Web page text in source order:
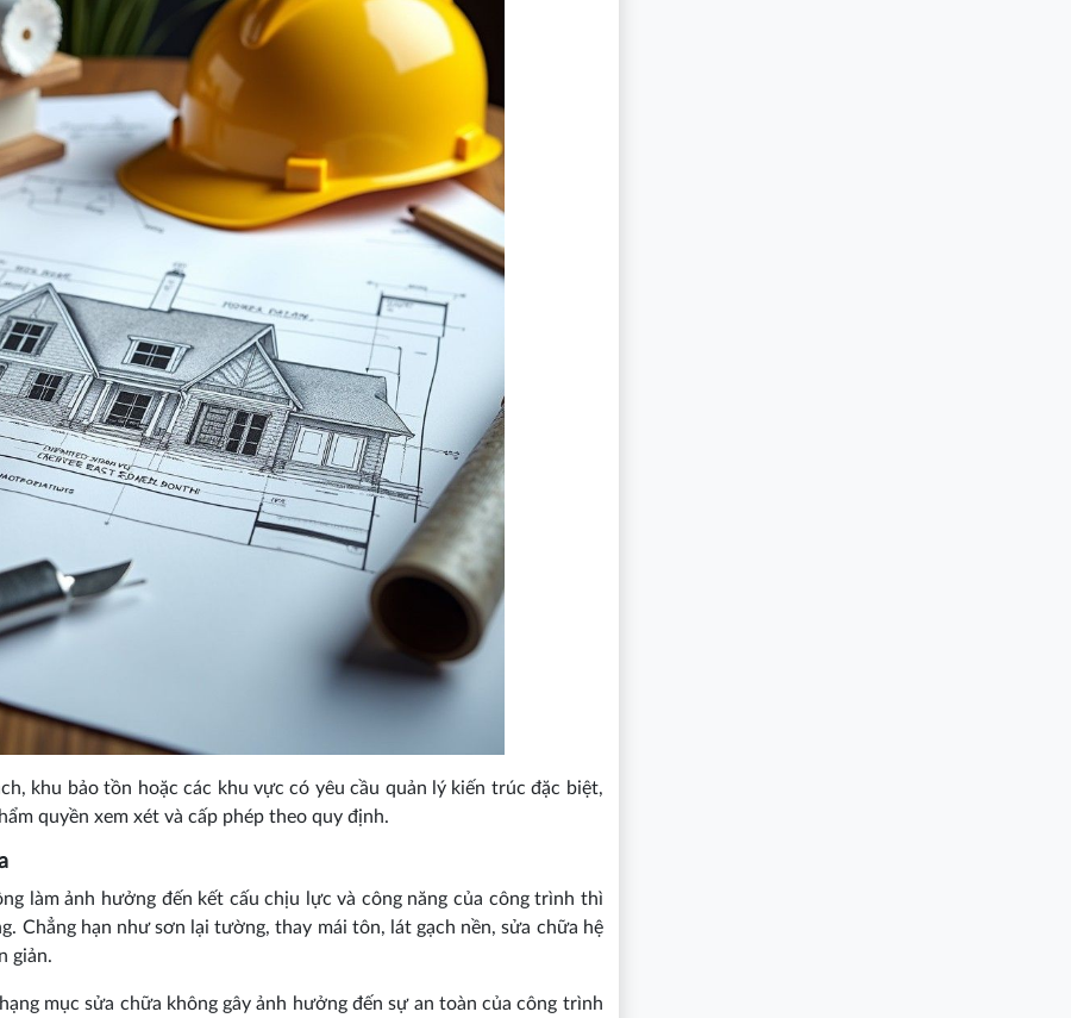
khu bảo tồn hoặc các khu vực có yêu cầu quản lý kiến trúc đặc biệt,
quyền xem xét và cấp phép theo quy định.
làm ảnh hưởng đến kết cấu chịu lực và công năng của công trình thì
Chẳng hạn như sơn lại tường, thay mái tôn, lát gạch nền, sửa chữa hệ
giản.
mục sửa chữa không gây ảnh hưởng đến sự an toàn của công trình